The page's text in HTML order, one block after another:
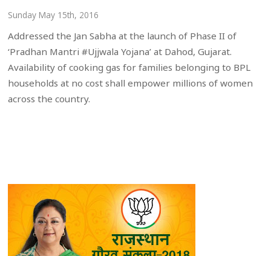
Sunday May 15th, 2016
Addressed the Jan Sabha at the launch of Phase II of
‘Pradhan Mantri #Ujjwala Yojana’ at Dahod, Gujarat.
Availability of cooking gas for families belonging to BPL
households at no cost shall empower millions of women
across the country.